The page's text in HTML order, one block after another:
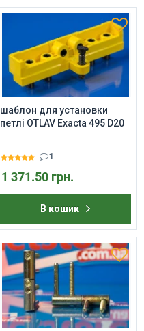
шаблон для установки
петлі OTLAV Exacta 495 D20
1 371.50 грн.
1
В кошик